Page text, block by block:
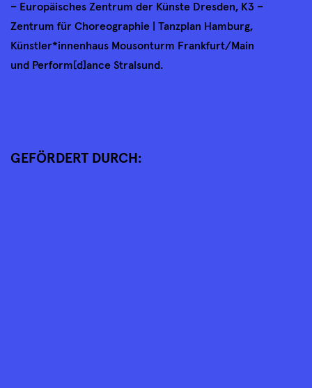
– Europäisches Zentrum der Künste Dresden, K3 –
Zentrum für Choreographie | Tanzplan Hamburg,
Künstler*innenhaus Mousonturm Frankfurt/Main
und Perform[d]ance Stralsund.
GEFÖRDERT DURCH: